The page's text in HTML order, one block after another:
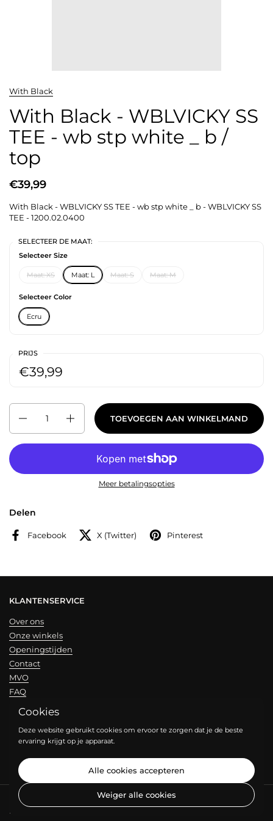
With Black
With Black - WBLVICKY SS
TEE - wb stp white _ b /
top
€39,99
With Black - WBLVICKY SS TEE - wb stp white _ b - WBLVICKY SS
TEE - 1200.02.0400
SELECTEER DE MAAT:
Selecteer Size
Maat: XS Maat: L Maat: S Maat: M
Selecteer Color
Ecru
PRIJS
€39,99
TOEVOEGEN AAN WINKELMAND
Meer betalingsopties
Delen
Facebook X (Twitter) Pinterest
KLANTENSERVICE
Over ons
Onze winkels
Openingstijden
Contact
MVO
FAQ
Copyright © 2026 JOY HOUSE OF BRANDS
Powered by Shopify
Cookies
Deze website gebruikt cookies om ervoor te zorgen dat je de beste
ervaring krijgt op je apparaat.
Alle cookies accepteren
Weiger alle cookies